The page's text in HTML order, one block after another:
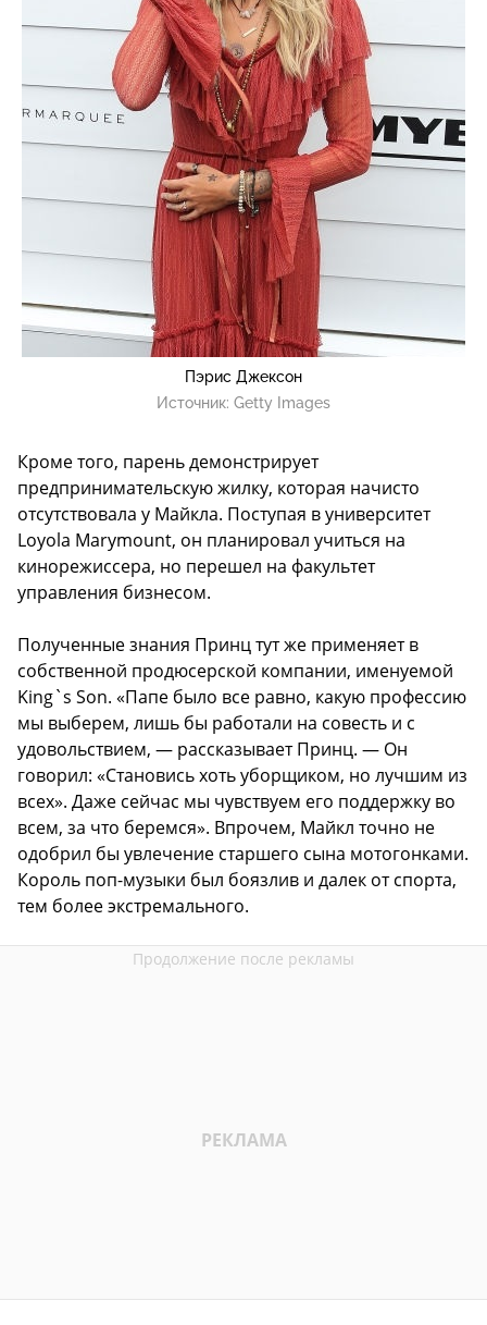
Пэрис Джексон
Источник: Getty Images
Кроме того, парень демонстрирует
предпринимательскую жилку, которая начисто
отсутствовала у Майкла. Поступая в университет
Loyola Marymount, он планировал учиться на
кинорежиссера, но перешел на факультет
управления бизнесом.
Полученные знания Принц тут же применяет в
собственной продюсерской компании, именуемой
King`s Son. «Папе было все равно, какую профессию
мы выберем, лишь бы работали на совесть и с
удовольствием, — рассказывает Принц. — Он
говорил: «Становись хоть уборщиком, но лучшим из
всех». Даже сейчас мы чувствуем его поддержку во
всем, за что беремся». Впрочем, Майкл точно не
одобрил бы увлечение старшего сына мотогонками.
Король поп-музыки был боязлив и далек от спорта,
тем более экстремального.